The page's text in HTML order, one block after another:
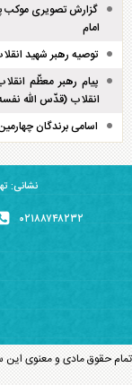
گزارش تصویری موکب
امام
توصیه رهبر شهید
پیام رهبر معظّم
انقلاب (قدّس الله
اسامی برندگان
نشانی:
۰۲۱۸۸۷۴۸۲۳۲
تمام حقوق مادی و معنوی این